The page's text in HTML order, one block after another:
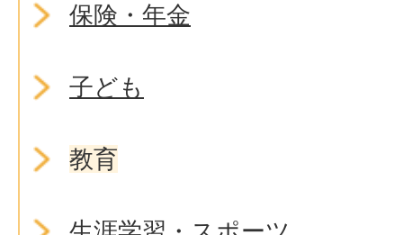
保険・年金
子ども
教育